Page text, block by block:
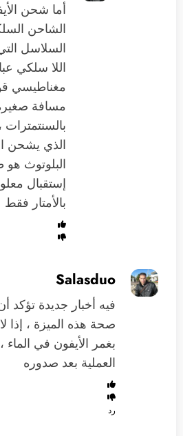
الشاحن
السلاسل
اللا سلكي
مغناطيسي
مسافة
الذي يشحن
البلوتوث
إستقبال
بالأمتار فقط
Salasduo
فيه أخبار جديدة
صحة هذه الميزة ، إذا
بغمر الأيفون في الماء
العملية بعد صدوره
رد